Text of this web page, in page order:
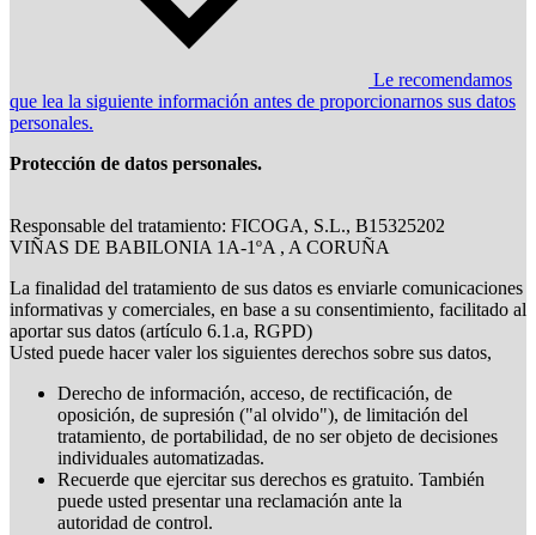
Le recomendamos
que lea la siguiente información antes de proporcionarnos sus datos
personales.
Protección de datos personales.
Responsable del tratamiento: FICOGA, S.L., B15325202
VIÑAS DE BABILONIA 1A-1ºA , A CORUÑA
La finalidad del tratamiento de sus datos es enviarle comunicaciones
informativas y comerciales, en base a su consentimiento, facilitado al
aportar sus datos (artículo 6.1.a, RGPD)
Usted puede hacer valer los siguientes derechos sobre sus datos,
Derecho de información, acceso, de rectificación, de
oposición, de supresión ("al olvido"), de limitación del
tratamiento, de portabilidad, de no ser objeto de decisiones
individuales automatizadas.
Recuerde que ejercitar sus derechos es gratuito. También
puede usted presentar una reclamación ante la
autoridad de control.